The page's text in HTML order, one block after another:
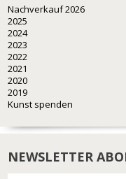
Nachverkauf 2026
2025
2024
2023
2022
2021
2020
2019
Kunst spenden
NEWSLETTER